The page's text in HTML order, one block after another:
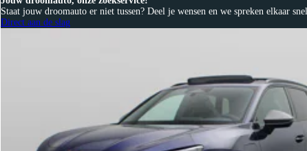
Staat jouw droomauto er niet tussen? Deel je wensen en we spreken elkaar snel.
Direct aan de slag